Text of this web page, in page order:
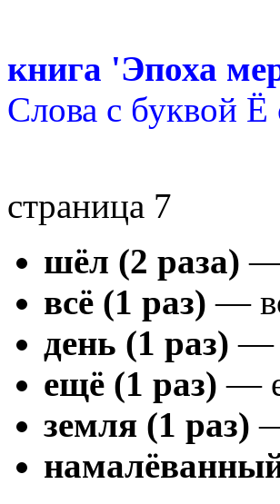
книга 'Эпоха
Слова с буквой Ё
страница 7
шёл (2 раза) —
всё (1 раз) —
день (1 раз) —
ещё (1 раз) —
земля (1 раз)